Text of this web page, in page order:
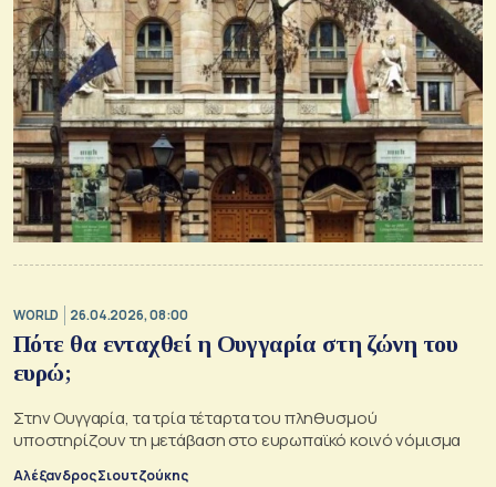
WORLD 26.04.2026, 08:00
Πότε θα ενταχθεί η Ουγγαρία στη ζώνη του
ευρώ;
Στην Ουγγαρία, τα τρία τέταρτα του πληθυσμού
υποστηρίζουν τη μετάβαση στο ευρωπαϊκό κοινό νόμισμα
Αλέξανδρος Σιουτζούκης